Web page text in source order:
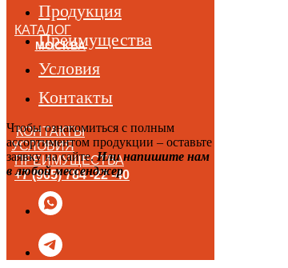
КАТАЛОГ
МОСКВА
КОНТАКТЫ
УСЛОВИЯ
ПРЕИМУЩЕСТВА
+7 (965) 784 -22 -40
Продукция
Преимущества
Условия
Контакты
Чтобы ознакомиться с полным
ассортиментом продукции – оставьте
заявку на сайте.Или напишите нам
в любой мессенджер